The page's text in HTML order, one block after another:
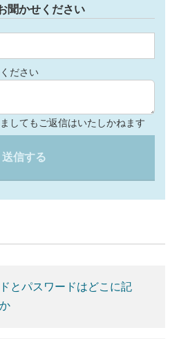
聞かせください
ださい
してもご返信はいたしかねます
送信する
とパスワードはどこに記